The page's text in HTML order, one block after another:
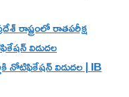
రాష్ట్రంలో రాతపరీక్ష
విడుదల
నోటిఫికేషన్ విడుదల | IB